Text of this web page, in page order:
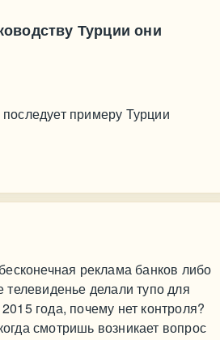
Турции они
примеру Турции
реклама банков либо
делали тупо для
года, почему нет контроля?
смотришь возникает вопрос